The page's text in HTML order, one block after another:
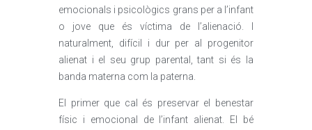
emocionals i psicològics grans per a l’infant
o jove que és víctima de l’alienació. I
naturalment, difícil i dur per al progenitor
alienat i el seu grup parental, tant si és la
banda materna com la paterna.
El primer que cal és preservar el benestar
físic i emocional de l’infant alienat. El bé